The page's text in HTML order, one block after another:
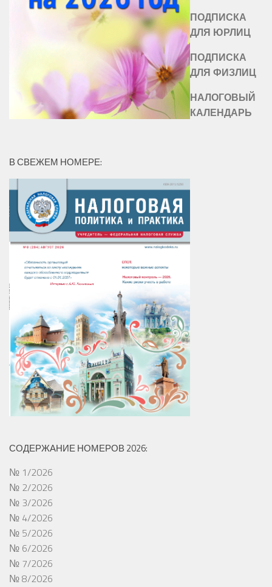
ПОДПИСКА
ДЛЯ ЮРЛИЦ
ПОДПИСКА
ДЛЯ ФИЗЛИЦ
НАЛОГОВЫЙ
КАЛЕНДАРЬ
В СВЕЖЕМ НОМЕРЕ:
СОДЕРЖАНИЕ НОМЕРОВ 2026:
№ 1/2026
№ 2/2026
№ 3/2026
№ 4/2026
№ 5/2026
№ 6/2026
№ 7/2026
№ 8/2026